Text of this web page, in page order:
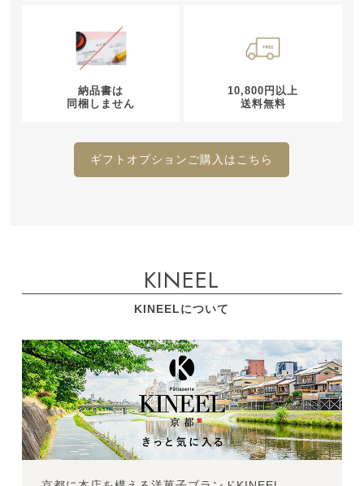
納品書は
同梱しません
10,800円以上
送料無料
ギフトオプションご購入はこちら
KINEEL
KINEELについて